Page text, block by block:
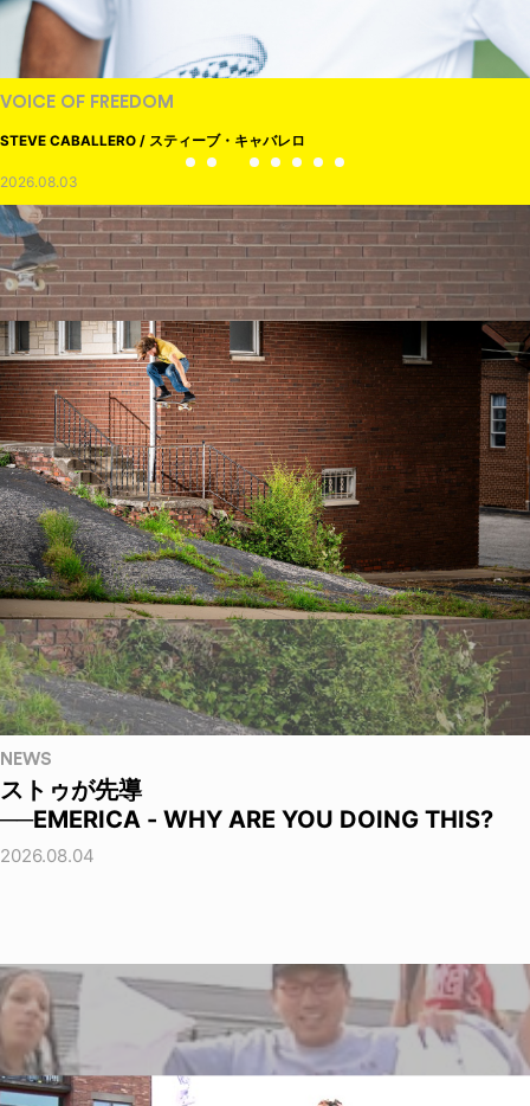
VOICE OF FREEDOM
STEVE CABALLERO / スティーブ・キャバレロ
2026.08.03
NEWS
ストゥが先導
──EMERICA - WHY ARE YOU DOING THIS?
2026.08.04